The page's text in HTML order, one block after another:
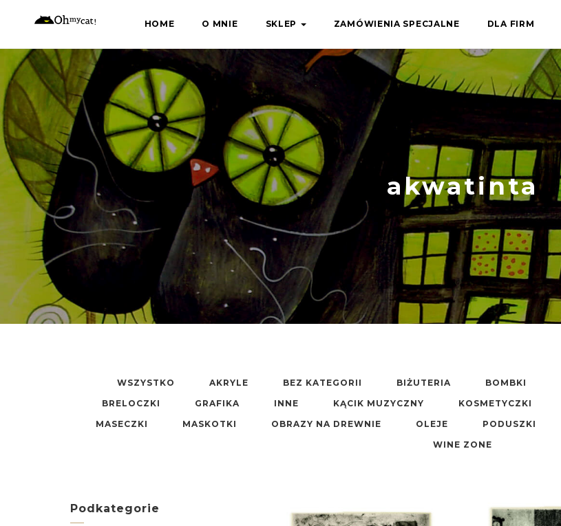
content
HOME O MNIE SKLEP ZAMÓWIENIA SPECJALNE DLA FIRM
akwatinta
WSZYSTKO AKRYLE BEZ KATEGORII BIŻUTERIA BOMBKI
BRELOCZKI
GRAFIKA INNE KĄCIK MUZYCZNY KOSMETYCZKI
MASECZKI
MASKOTKI OBRAZY NA DREWNIE OLEJE PODUSZKI
WINE ZONE
Podkategorie